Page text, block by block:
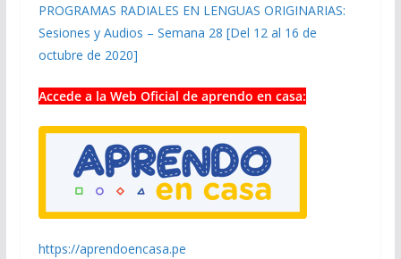
PROGRAMAS RADIALES EN LENGUAS ORIGINARIAS:
Sesiones y Audios – Semana 28 [Del 12 al 16 de
octubre de 2020]
Accede a la Web Oficial de aprendo en casa:
https://aprendoencasa.pe